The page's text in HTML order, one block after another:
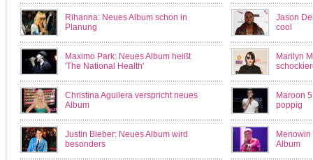
Rihanna: Neues Album schon in
Planung
Jason
cool
Maximo Park: Neues Album heißt
'The National Health'
Marilyn
Christina Aguilera verspricht neues
Album
Maroon
poppig
Justin Bieber: Neues Album wird
besonders
Menowin
Album